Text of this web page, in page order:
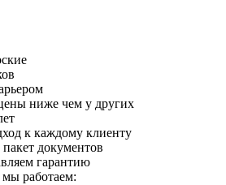
ниже чем у других
к каждому клиенту
документов
гарантию
работаем: